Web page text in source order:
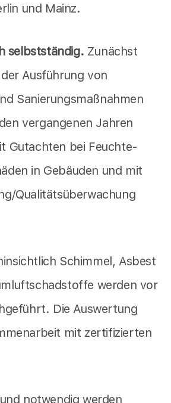
und Mainz.
selbstständig. Zunächst
Ausführung von
Sanierungsmaßnahmen
vergangenen Jahren
Gutachten bei Feuchte-
in Gebäuden und mit
Qualitätsüberwachung
Schimmel, Asbest
werden vor
Die Auswertung
mit zertifizierten
notwendig werden